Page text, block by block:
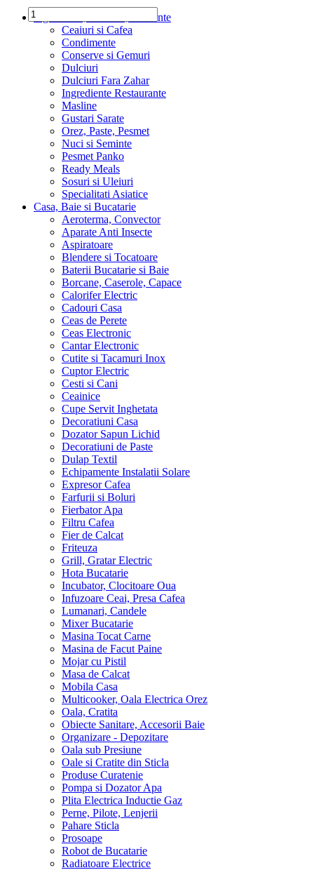
Ingrediente, Dulciuri, Alimente
Ceaiuri si Cafea
Condimente
Conserve si Gemuri
Dulciuri
Dulciuri Fara Zahar
Ingrediente Restaurante
Masline
Gustari Sarate
Orez, Paste, Pesmet
Nuci si Seminte
Pesmet Panko
Ready Meals
Sosuri si Uleiuri
Specialitati Asiatice
Casa, Baie si Bucatarie
Aeroterma, Convector
Aparate Anti Insecte
Aspiratoare
Blendere si Tocatoare
Baterii Bucatarie si Baie
Borcane, Caserole, Capace
Calorifer Electric
Cadouri Casa
Ceas de Perete
Ceas Electronic
Cantar Electronic
Cutite si Tacamuri Inox
Cuptor Electric
Cesti si Cani
Ceainice
Cupe Servit Inghetata
Decoratiuni Casa
Dozator Sapun Lichid
Decoratiuni de Paste
Dulap Textil
Echipamente Instalatii Solare
Expresor Cafea
Farfurii si Boluri
Fierbator Apa
Filtru Cafea
Fier de Calcat
Friteuza
Grill, Gratar Electric
Hota Bucatarie
Incubator, Clocitoare Oua
Infuzoare Ceai, Presa Cafea
Lumanari, Candele
Mixer Bucatarie
Masina Tocat Carne
Masina de Facut Paine
Mojar cu Pistil
Masa de Calcat
Mobila Casa
Multicooker, Oala Electrica Orez
Oala, Cratita
Obiecte Sanitare, Accesorii Baie
Organizare - Depozitare
Oala sub Presiune
Oale si Cratite din Sticla
Produse Curatenie
Pompa si Dozator Apa
Plita Electrica Inductie Gaz
Perne, Pilote, Lenjerii
Pahare Sticla
Prosoape
Robot de Bucatarie
Radiatoare Electrice